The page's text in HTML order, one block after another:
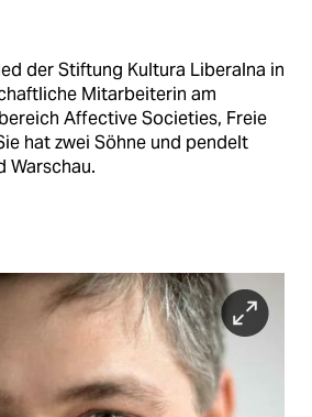
der Stiftung Kultura Liberalna in
Mitarbeiterin am
Affective Societies, Freie
hat zwei Söhne und pendelt
Warschau.